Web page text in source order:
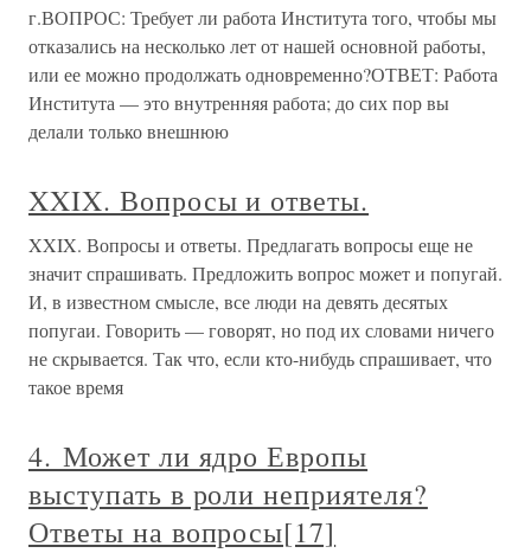
г.ВОПРОС: Требует ли работа Института того, чтобы мы
отказались на несколько лет от нашей основной работы,
или ее можно продолжать одновременно?ОТВЕТ: Работа
Института — это внутренняя работа; до сих пор вы
делали только внешнюю
XXIX. Вопросы и ответы.
XXIX. Вопросы и ответы. Предлагать вопросы еще не
значит спрашивать. Предложить вопрос может и попугай.
И, в известном смысле, все люди на девять десятых
попугаи. Говорить — говорят, но под их словами ничего
не скрывается. Так что, если кто-нибудь спрашивает, что
такое время
4. Может ли ядро Европы
выступать в роли неприятеля?
Ответы на вопросы[17]